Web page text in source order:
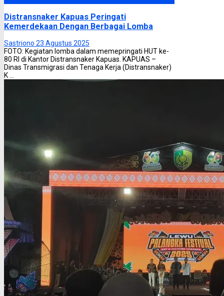
Distransnaker Kapuas Peringati
Kemerdekaan Dengan Berbagai Lomba
Sastriono 23 Agustus 2025
FOTO: Kegiatan lomba dalam memepringati HUT ke-
80 RI di Kantor Distransnaker Kapuas. KAPUAS –
Dinas Transmigrasi dan Tenaga Kerja (Distransnaker)
K ...